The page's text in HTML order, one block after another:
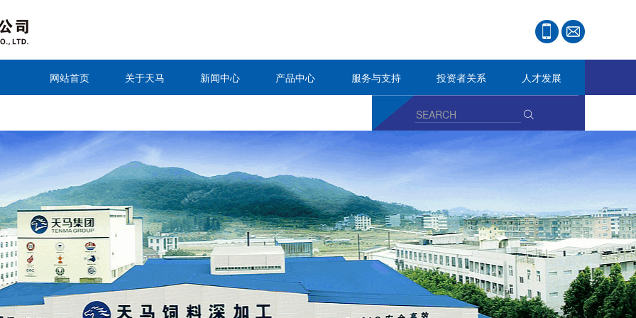
网站首页 关于天马 新闻中心 产品中心 服务与支持 投资者关系 人才发展